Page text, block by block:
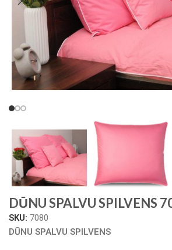
DŪNU SPALVU SPILVENS
SKU: 7080
DŪNU SPALVU SPILVENS